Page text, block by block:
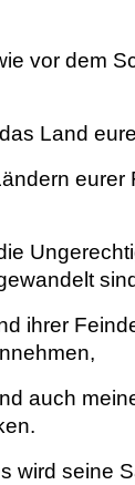
vor dem
Land
ihrer
auch
seine